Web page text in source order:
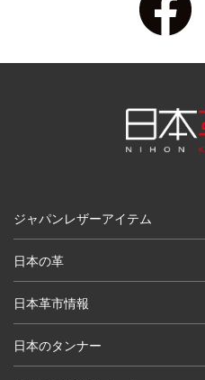
ジャパンレザーアイテム
日本の革
日本革市情報
日本のタンナー